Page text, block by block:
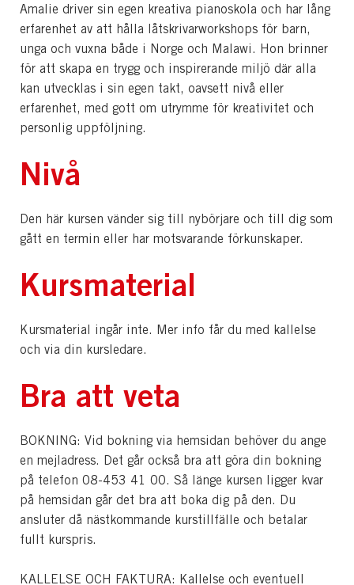
Amalie driver sin egen kreativa pianoskola och har lång
erfarenhet av att hålla låtskrivarworkshops för barn,
unga och vuxna både i Norge och Malawi. Hon brinner
för att skapa en trygg och inspirerande miljö där alla
kan utvecklas i sin egen takt, oavsett nivå eller
erfarenhet, med gott om utrymme för kreativitet och
personlig uppföljning.
Nivå
Den här kursen vänder sig till nybörjare och till dig som
gått en termin eller har motsvarande förkunskaper.
Kursmaterial
Kursmaterial ingår inte. Mer info får du med kallelse
och via din kursledare.
Bra att veta
BOKNING: Vid bokning via hemsidan behöver du ange
en mejladress. Det går också bra att göra din bokning
på telefon 08-453 41 00. Så länge kursen ligger kvar
på hemsidan går det bra att boka dig på den. Du
ansluter då nästkommande kurstillfälle och betalar
fullt kurspris.
KALLELSE OCH FAKTURA: Kallelse och eventuell